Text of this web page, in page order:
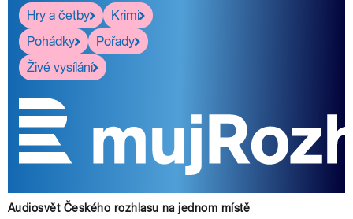
Hry a četby
Krimi
Pohádky
Pořady
Živé vysílání
Audiosvět Českého rozhlasu na jednom místě